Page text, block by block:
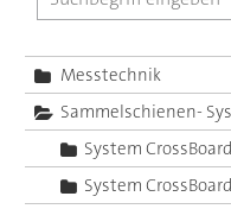
Messtechnik
Sammelschienen-
System
System